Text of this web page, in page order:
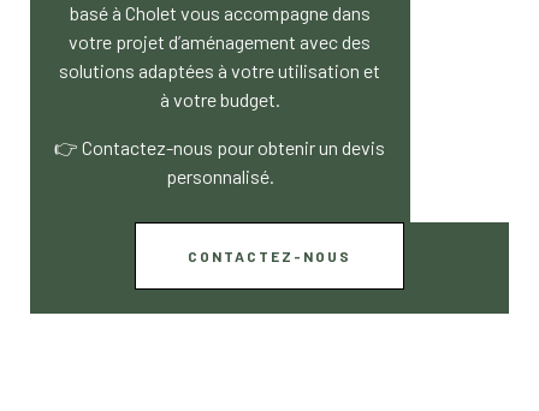
basé à Cholet vous accompagne dans
votre projet d’aménagement avec des
solutions adaptées à votre utilisation et
à votre budget.
👉 Contactez-nous pour obtenir un devis
personnalisé.
CONTACTEZ-NOUS